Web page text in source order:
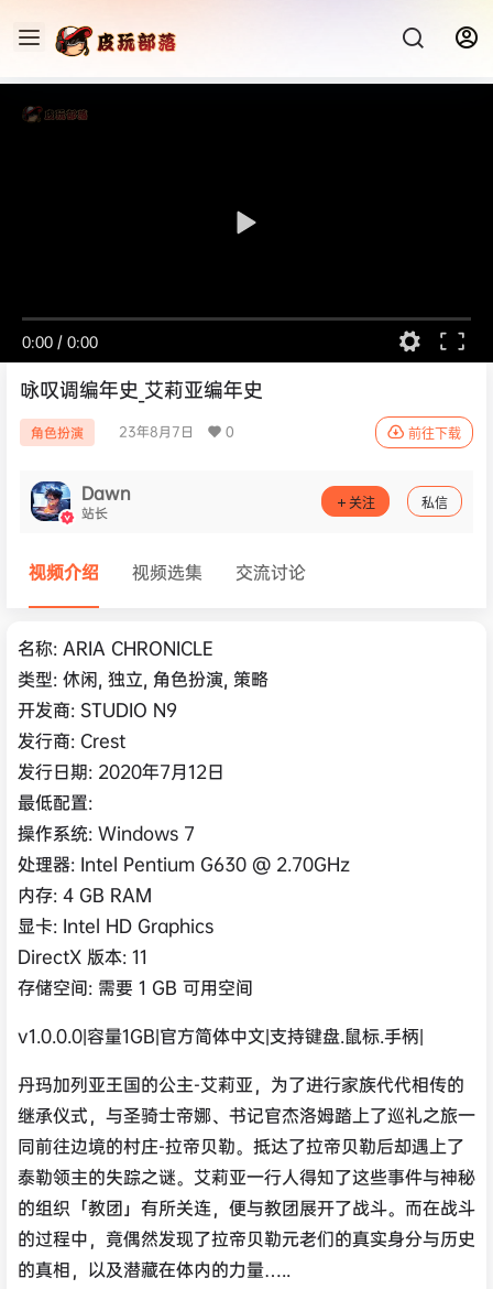
0:00 / 0:00
咏叹调编年史_艾莉亚编年史
角色扮演 23年8月7日 0 前往下载
Dawn
站长 关注 私信
视频介绍 视频选集 交流讨论
名称: ARIA CHRONICLE
类型: 休闲, 独立, 角色扮演, 策略
开发商: STUDIO N9
发行商: Crest
发行日期: 2020年7月12日
最低配置:
操作系统: Windows 7
处理器: Intel Pentium G630 @ 2.70GHz
内存: 4 GB RAM
显卡: Intel HD Graphics
DirectX 版本: 11
存储空间: 需要 1 GB 可用空间
v1.0.0.0|容量1GB|官方简体中文|支持键盘.鼠标.手柄|
丹玛加列亚王国的公主-艾莉亚，为了进行家族代代相传的
继承仪式，与圣骑士帝娜、书记官杰洛姆踏上了巡礼之旅一
同前往边境的村庄-拉帝贝勒。抵达了拉帝贝勒后却遇上了
泰勒领主的失踪之谜。艾莉亚一行人得知了这些事件与神秘
的组织「教团」有所关连，便与教团展开了战斗。而在战斗
的过程中，竟偶然发现了拉帝贝勒元老们的真实身分与历史
的真相，以及潜藏在体内的力量…..